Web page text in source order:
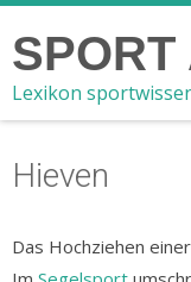
SPORT
Lexikon
Hieven
Das Hochziehen